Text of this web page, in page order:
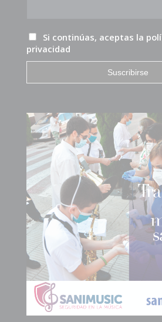
Si continúas, aceptas la
privacidad